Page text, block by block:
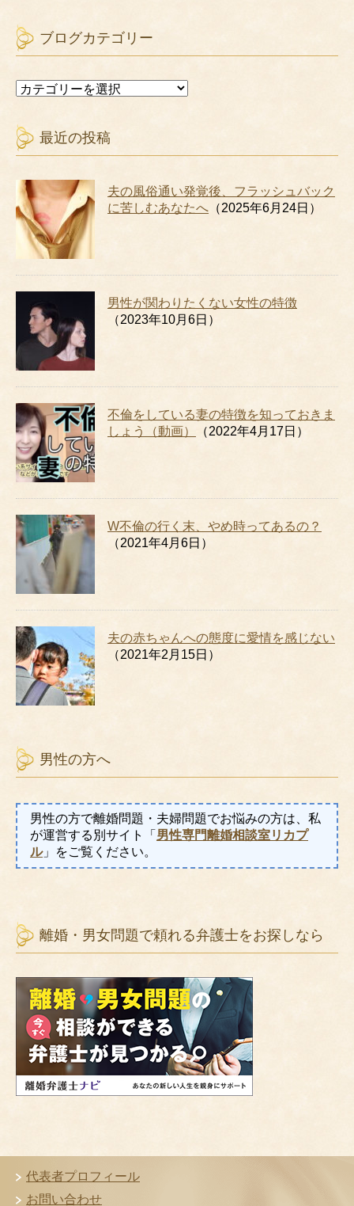
ブログカテゴリー
ブ
カ
テ
リ
ー
最近の投稿
夫の風俗通い発覚後、フラッシュバック
に苦しむあなたへ （2025年6月24日）
男性が関わりたくない女性の特徴
（2023年10月6日）
不倫をしている妻の特徴を知っておきま
しょう（動画）
（2022年4月17日）
W不倫の行く末、やめ時ってあるの？
（2021年4月6日）
夫の赤ちゃんへの態度に愛情を感じない
（2021年2月15日）
男性の方へ
男性の方で離婚問題・夫婦問題でお悩みの方は、私
が運営する別サイト「 男性専門離婚相談室リカプ
ル」をご覧ください。
離婚・男女問題で頼れる弁護士をお探しなら
代表者プロフィール
お問い合わせ